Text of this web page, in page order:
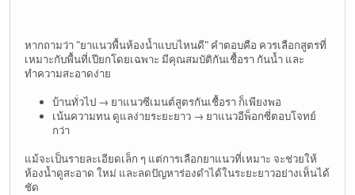
หากถามว่า "ยาแนวพื้นห้องน้ำแบบไหนดี" คำตอบคือ ควรเลือกสูตรที่
เหมาะกับพื้นที่เปียกโดยเฉพาะ มีคุณสมบัติกันเชื้อรา กันน้ำ และ
ทำความสะอาดง่าย
บ้านทั่วไป → ยาแนวซีเมนต์สูตรกันเชื้อรา ก็เพียงพอ
เน้นความทน ดูแลง่ายระยะยาว → ยาแนวอีพ็อกซี่ตอบโจทย์
กว่า
แม้จะเป็นรายละเอียดเล็ก ๆ แต่การเลือกยาแนวที่เหมาะ จะช่วยให้
ห้องน้ำดูสะอาด ใหม่ และลดปัญหาร่องดำได้ในระยะยาวอย่างเห็นได้
ชัด